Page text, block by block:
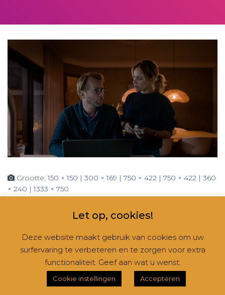
Grootte:150 × 150 | 300 × 169 | 750 × 422 | 750 × 422 | 360
× 240 | 1333 × 750
CONTACT NIEUWSBRIEVEN RUBRIEKEN
Hestia | Ontwikkeld doorThemeIsle
Let op, cookies!
Deze website maakt gebruik van cookies om uw
surfervaring te verbeteren en te zorgen voor extra
functionaliteit. Geef aan wat u wenst.
Cookie instellingen Accepteren